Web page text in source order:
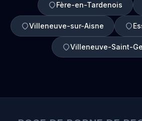
Fère-en-Tardenois
Villeneuve-sur-Aisne
Villeneuve-Saint-